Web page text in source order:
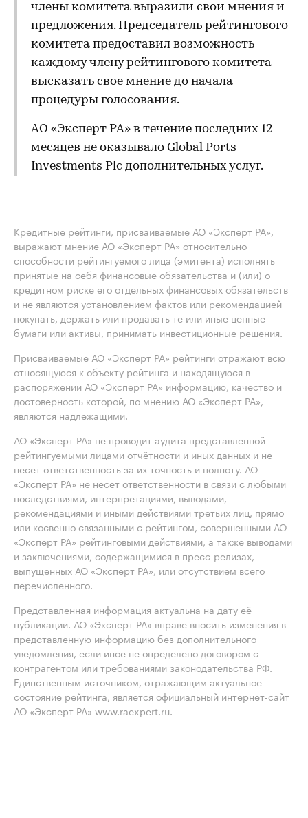
члены комитета выразили свои мнения и
предложения. Председатель рейтингового
комитета предоставил возможность
каждому члену рейтингового комитета
высказать свое мнение до начала
процедуры голосования.
АО «Эксперт РА» в течение последних 12
месяцев не оказывало Global Ports
Investments Plc дополнительных услуг.
Кредитные рейтинги, присваиваемые АО «Эксперт РА»,
выражают мнение АО «Эксперт РА» относительно
способности рейтингуемого лица (эмитента) исполнять
принятые на себя финансовые обязательства и (или) о
кредитном риске его отдельных финансовых обязательств
и не являются установлением фактов или рекомендацией
покупать, держать или продавать те или иные ценные
бумаги или активы, принимать инвестиционные решения.
Присваиваемые АО «Эксперт РА» рейтинги отражают всю
относящуюся к объекту рейтинга и находящуюся в
распоряжении АО «Эксперт РА» информацию, качество и
достоверность которой, по мнению АО «Эксперт РА»,
являются надлежащими.
АО «Эксперт РА» не проводит аудита представленной
рейтингуемыми лицами отчётности и иных данных и не
несёт ответственность за их точность и полноту. АО
«Эксперт РА» не несет ответственности в связи с любыми
последствиями, интерпретациями, выводами,
рекомендациями и иными действиями третьих лиц, прямо
или косвенно связанными с рейтингом, совершенными АО
«Эксперт РА» рейтинговыми действиями, а также выводами
и заключениями, содержащимися в пресс-релизах,
выпущенных АО «Эксперт РА», или отсутствием всего
перечисленного.
Представленная информация актуальна на дату её
публикации. АО «Эксперт РА» вправе вносить изменения в
представленную информацию без дополнительного
уведомления, если иное не определено договором с
контрагентом или требованиями законодательства РФ.
Единственным источником, отражающим актуальное
состояние рейтинга, является официальный интернет-сайт
АО «Эксперт РА» www.raexpert.ru.